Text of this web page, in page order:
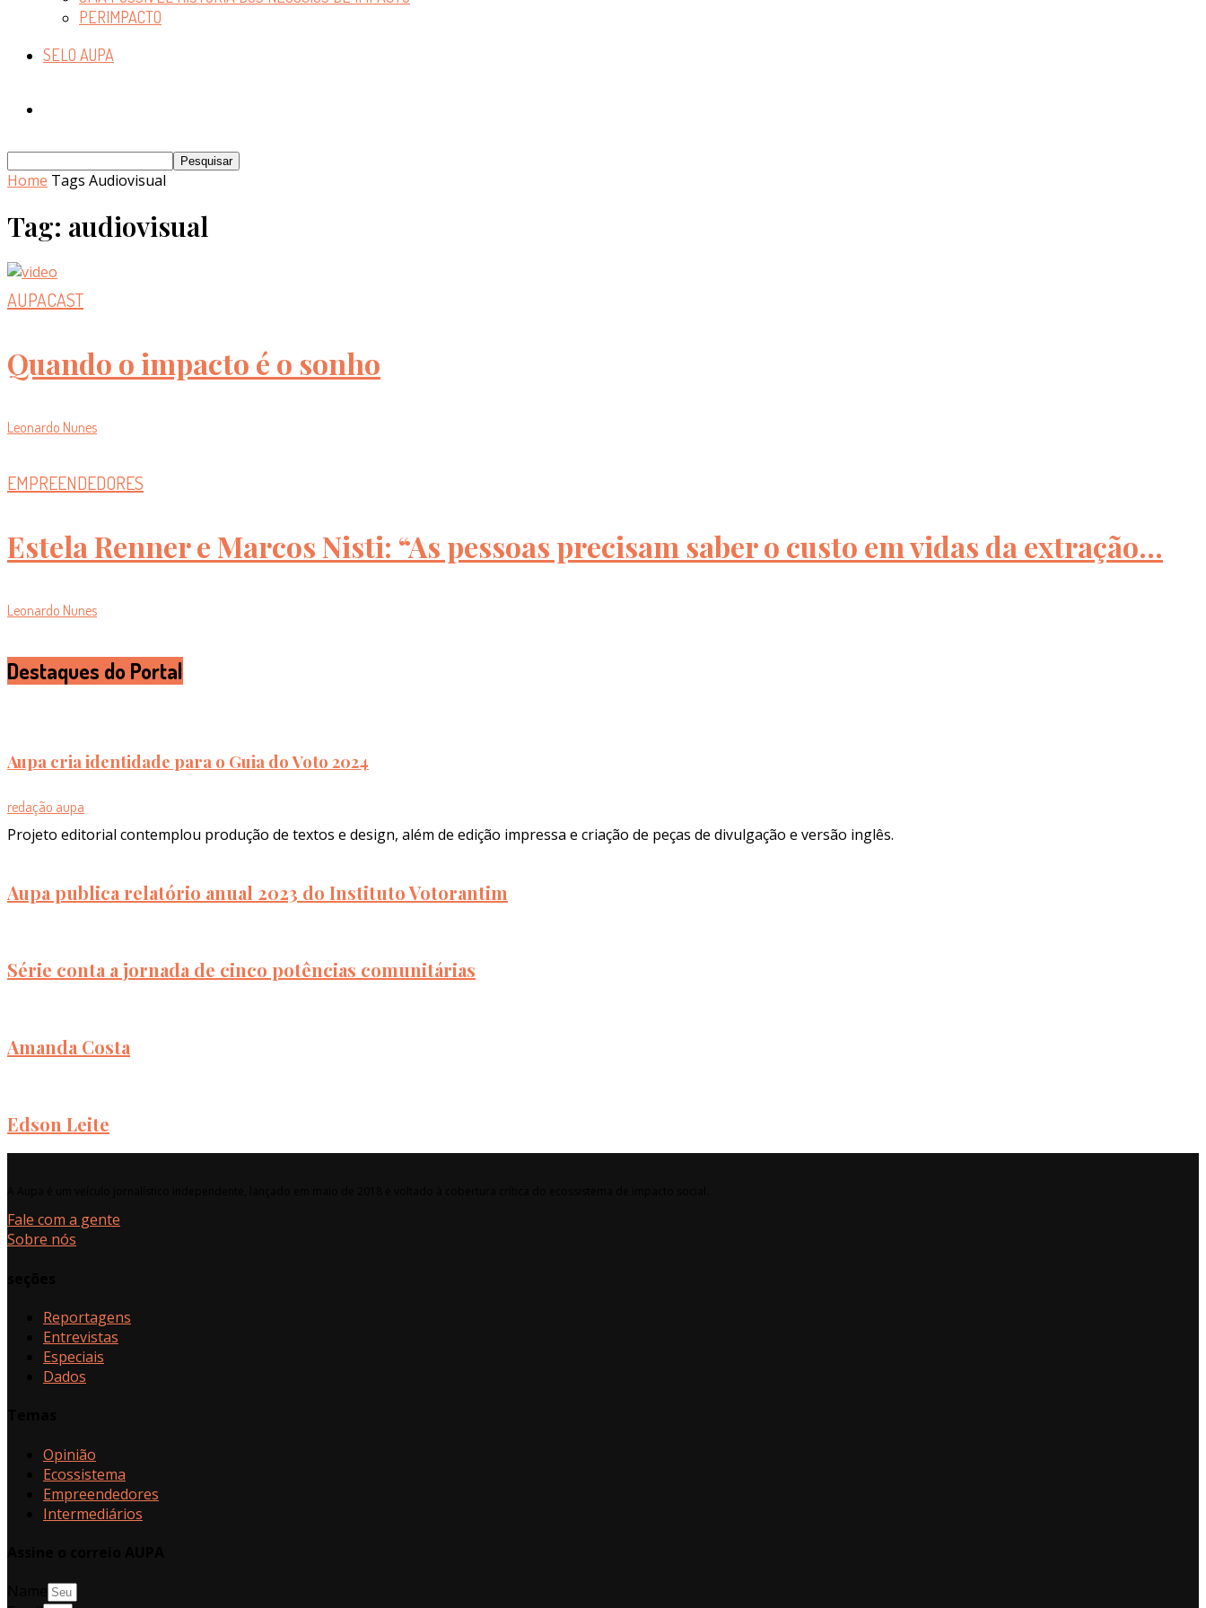
PERIMPACTO
SELO AUPA
Home Tags Audiovisual
Tag: audiovisual
AUPACAST
Quando o impacto é o sonho
Leonardo Nunes
EMPREENDEDORES
Estela Renner e Marcos Nisti: “As pessoas precisam saber o custo em vidas da extração...
Leonardo Nunes
Destaques do Portal
Aupa cria identidade para o Guia do Voto 2024
redação aupa
Projeto editorial contemplou produção de textos e design, além de edição impressa e criação de peças de divulgação e versão inglês.
Aupa publica relatório anual 2023 do Instituto Votorantim
Série conta a jornada de cinco potências comunitárias
Amanda Costa
Edson Leite
Fale com a gente
Sobre nós
Reportagens
Entrevistas
Especiais
Dados
Opinião
Ecossistema
Empreendedores
Intermediários